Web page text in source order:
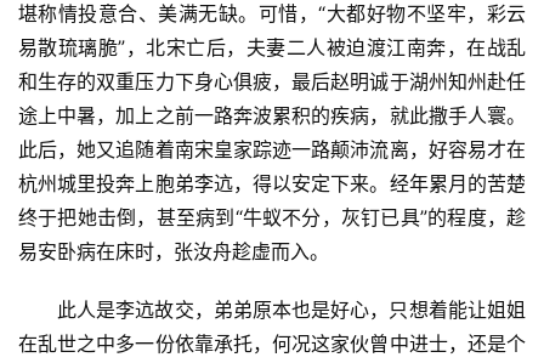
堪称情投意合、美满无缺。可惜，“大都好物不坚牢，彩云
易散琉璃脆”，北宋亡后，夫妻二人被迫渡江南奔，在战乱
和生存的双重压力下身心俱疲，最后赵明诚于湖州知州赴任
途上中暑，加上之前一路奔波累积的疾病，就此撒手人寰。
此后，她又追随着南宋皇家踪迹一路颠沛流离，好容易才在
杭州城里投奔上胞弟李迒，得以安定下来。经年累月的苦楚
终于把她击倒，甚至病到“牛蚁不分，灰钉已具”的程度，趁
易安卧病在床时，张汝舟‌趁虚而入。
此人是李迒故交，弟弟原本也是好心，只想着能让姐姐
在乱世之中多一份依靠承托，何况这家伙曾中进士，还是个